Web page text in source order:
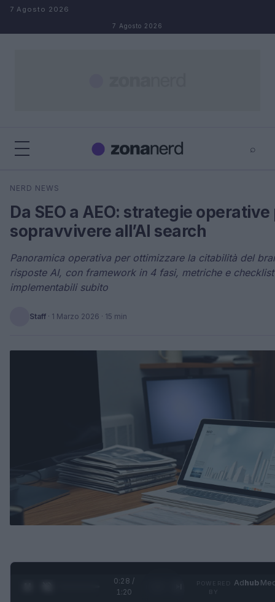
Salta al contenuto
7 Agosto 2026
7 Agosto 2026
⌕
Cerca
NERD NEWS
Da SEO a AEO: strategie operative
sopravvivere all’AI search
Panoramica operativa per ottimizzare la citabilità del
risposte AI, con framework in 4 fasi, metriche e checklist
implementabili subito
Staff · 1 Marzo 2026 · 15 min
0:30 /
1:20
Adhub